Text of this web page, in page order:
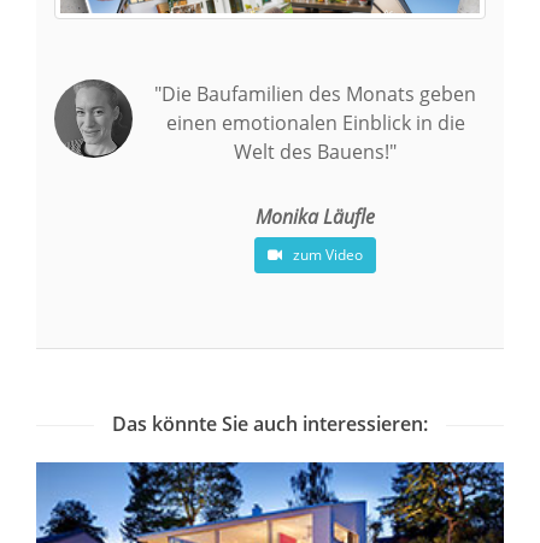
"Die Baufamilien des Monats geben
einen emotionalen Einblick in die
Welt des Bauens!"
Monika Läufle
zum Video
Das könnte Sie auch interessieren: